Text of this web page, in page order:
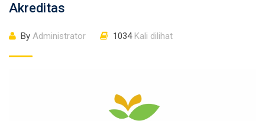
Akreditas
By Administrator 1034Kali dilihat